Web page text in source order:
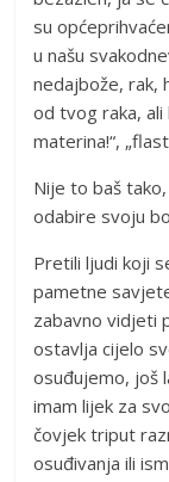
su
u našu
nedajbože, rak,
od tvog raka,
materina!“,
Nije to baš
odabire svoju
Pretili ljudi koji
pametne
zabavno vidjeti
ostavlja cijelo
osuđujemo, još
imam lijek za
čovjek triput
osuđivanja ili